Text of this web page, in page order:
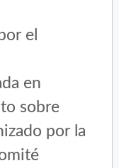
el
en
sobre
por la